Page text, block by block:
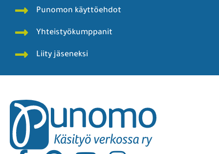
Punomon käyttöehdot
Yhteistyökumppanit
Liity jäseneksi